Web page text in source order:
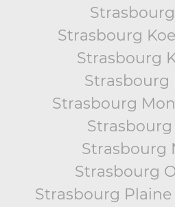
Strasbourg
Strasbourg
Strasbourg
Strasbourg
Strasbourg
Strasbourg
Strasbourg